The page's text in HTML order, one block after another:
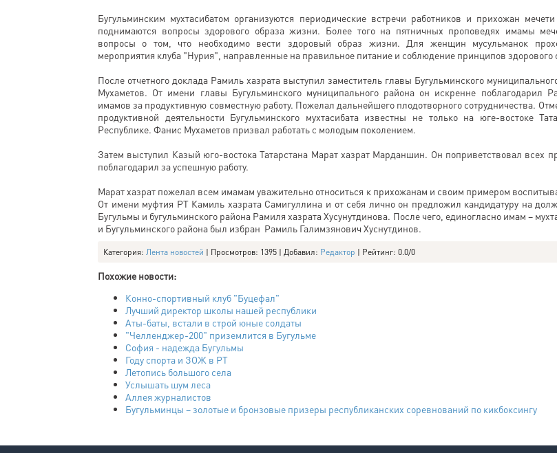
Бугульминским мухтасибатом организуются периодические встречи работников и прихожан
поднимаются вопросы здорового образа жизни. Более того на пятничных проповедях имамы
вопросы о том, что необходимо вести здоровый образ жизни. Для женщин мусульманок
мероприятия клуба "Нурия", направленные на правильное питание и соблюдение принципов здорового
После отчетного доклада Рамиль хазрата выступил заместитель главы Бугульминского
Мухаметов. От имени главы Бугульминского муниципального района он искренне поблагодарил
имамов за продуктивную совместную работу. Пожелал дальнейшего плодотворного сотрудничества.
продуктивной деятельности Бугульминского мухтасибата известны не только на юге-востоке
Республике. Фанис Мухаметов призвал работать с молодым поколением.
Затем выступил Казый юго-востока Татарстана Марат хазрат Марданшин. Он поприветствовал всех
поблагодарил за успешную работу.
Марат хазрат пожелал всем имамам уважительно относиться к прихожанам и своим примером
От имени муфтия РТ Камиль хазрата Самигуллина и от себя лично он предложил кандидатуру на
Бугульмы и бугульминского района Рамиля хазрата Хусунутдинова. После чего, единогласно имам –
и Бугульминского района был избран Рамиль Галимзянович Хуснутдинов.
Категория: Лента новостей | Просмотров: 1395 | Добавил: Редактор | Рейтинг: 0.0/0
Похожие новости:
Конно-спортивный клуб "Буцефал"
Лучший директор школы нашей республики
Аты-баты, встали в строй юные солдаты
"Челленджер-200" приземлится в Бугульме
София - надежда Бугульмы
Году спорта и ЗОЖ в РТ
Летопись большого села
Услышать шум леса
Аллея журналистов
Бугульминцы – золотые и бронзовые призеры республиканских соревнований по кикбоксингу